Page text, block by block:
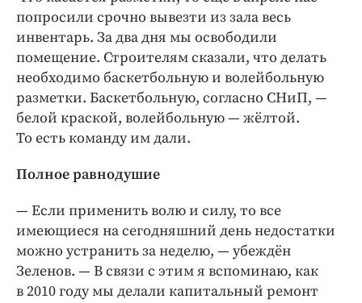
попросили срочно вывезти из зала весь
инвентарь. За два дня мы освободили
помещение. Строителям сказали, что делать
необходимо баскетбольную и волейбольную
разметки. Баскетбольную, согласно СНиП, — ​
белой краской, волейбольную — ​жёлтой.
То есть команду им дали.
Полное равнодушие
— Если применить волю и силу, то все
имеющиеся на сегодняшний день недостатки
можно устранить за неделю, — ​убеждён
Зеленов. — ​В связи с этим я вспоминаю, как
в 2010 году мы делали капитальный ремонт